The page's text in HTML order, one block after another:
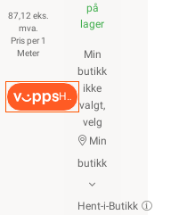
87,12 eks.
mva.
Pris per 1
Meter
Hurtigkasse
på
lager
Min
butikk
ikke
valgt,
velg
Min
butikk
Hent-i-Butikk